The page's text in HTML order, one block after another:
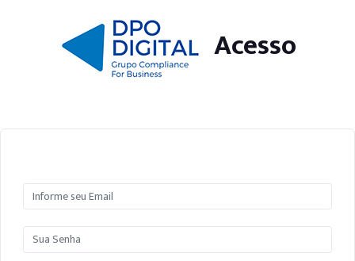
Acesso